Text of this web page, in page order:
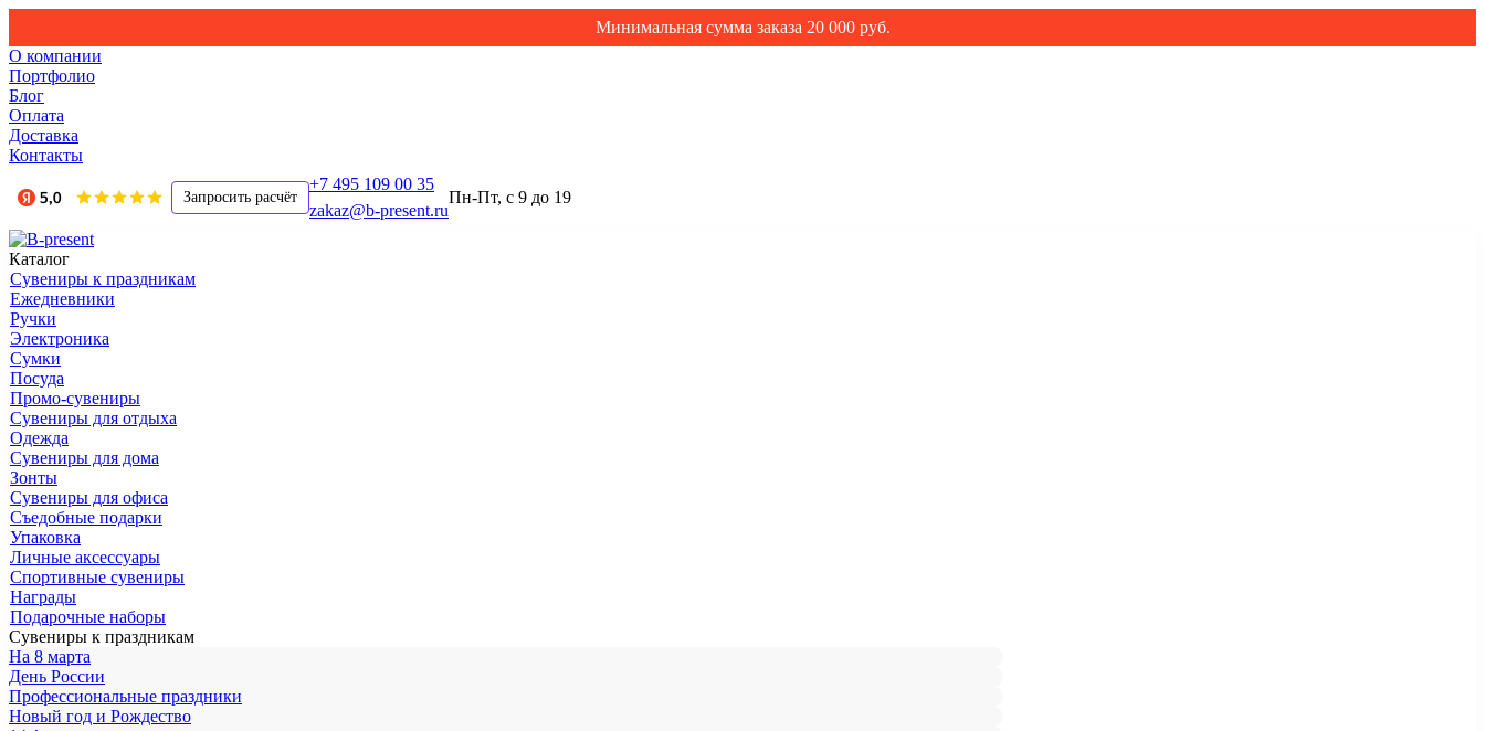
Минимальная сумма заказа 20 000 руб.
О компании
Портфолио
Блог
Оплата
Доставка
Контакты
Запросить расчёт
+7 495 109 00 35
zakaz@b-present.ru
Пн-Пт, с 9 до 19
Каталог
Сувениры к праздникам
Ежедневники
Ручки
Электроника
Сумки
Посуда
Промо-сувениры
Сувениры для отдыха
Одежда
Сувениры для дома
Зонты
Сувениры для офиса
Съедобные подарки
Упаковка
Личные аксессуары
Спортивные сувениры
Награды
Подарочные наборы
Сувениры к праздникам
На 8 марта
День России
Профессиональные праздники
Новый год и Рождество